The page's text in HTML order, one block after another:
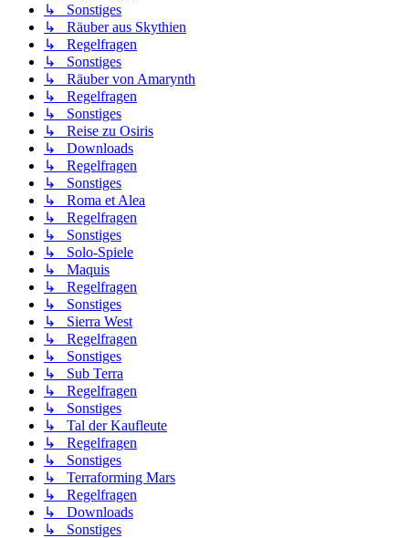
↳ Sonstiges
↳ Räuber aus Skythien
↳ Regelfragen
↳ Sonstiges
↳ Räuber von Amarynth
↳ Regelfragen
↳ Sonstiges
↳ Reise zu Osiris
↳ Downloads
↳ Regelfragen
↳ Sonstiges
↳ Roma et Alea
↳ Regelfragen
↳ Sonstiges
↳ Solo-Spiele
↳ Maquis
↳ Regelfragen
↳ Sonstiges
↳ Sierra West
↳ Regelfragen
↳ Sonstiges
↳ Sub Terra
↳ Regelfragen
↳ Sonstiges
↳ Tal der Kaufleute
↳ Regelfragen
↳ Sonstiges
↳ Terraforming Mars
↳ Regelfragen
↳ Downloads
↳ Sonstiges